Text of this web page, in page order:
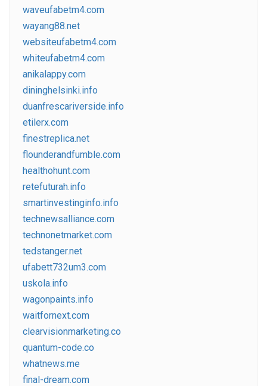
waveufabetm4.com
wayang88.net
websiteufabetm4.com
whiteufabetm4.com
anikalappy.com
dininghelsinki.info
duanfrescariverside.info
etilerx.com
finestreplica.net
flounderandfumble.com
healthohunt.com
retefuturah.info
smartinvestinginfo.info
technewsalliance.com
technonetmarket.com
tedstanger.net
ufabett732um3.com
uskola.info
wagonpaints.info
waitfornext.com
clearvisionmarketing.co
quantum-code.co
whatnews.me
final-dream.com